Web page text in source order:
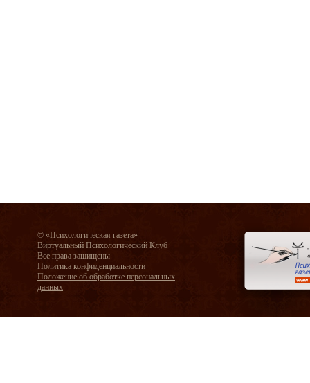
© «Психологическая газета»
Виртуальный Психологический Клуб
Все права защищены
Политика конфиденциальности
Положение об обработке персональных
данных